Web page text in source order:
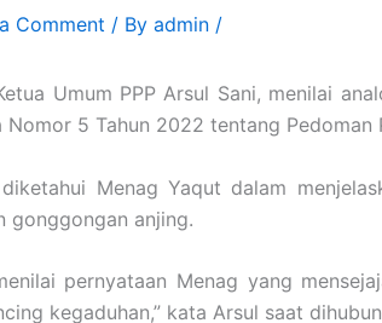
Comment / By admin /
Umum PPP Arsul Sani, menilai
Nomor 5 Tahun 2022 tentang Pedoman
Menag Yaqut dalam
gonggongan anjing.
pernyataan Menag yang
kegaduhan,” kata Arsul saat